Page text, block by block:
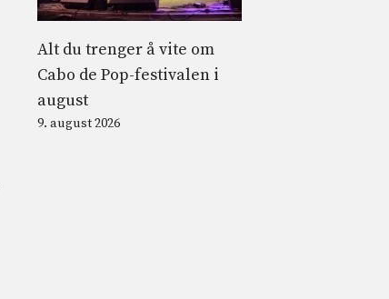
Alt du trenger å vite om
Cabo de Pop-festivalen i
august
9. august 2026